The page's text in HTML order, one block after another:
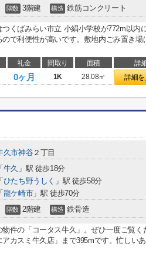
階数 3階建 構造 鉄筋コンクリート
つくばみらい市立 小絹小学校が772m以内
ので利便性が高いです。敷地内ごみ置き
礼金 間取り 面積 詳
0ヶ月 1K 28.08㎡ 詳細
久市神谷２丁目
「 牛久 」駅 徒歩18分
「 ひたち野うしく 」駅 徒歩58分
「 龍ケ崎市」駅 徒歩70分
階数 2階建 構造 鉄骨造
物件の「コータス牛久」。ぜひ一度ご覧
アカスミ牛久店」まで395mです。忙しい